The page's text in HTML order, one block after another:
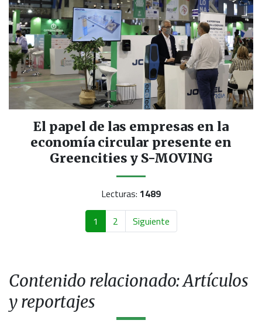
El papel de las empresas en la
economía circular presente en
Greencities y S-MOVING
Lecturas: 1489
1
2 Siguiente
Contenido relacionado: Artículos
y reportajes